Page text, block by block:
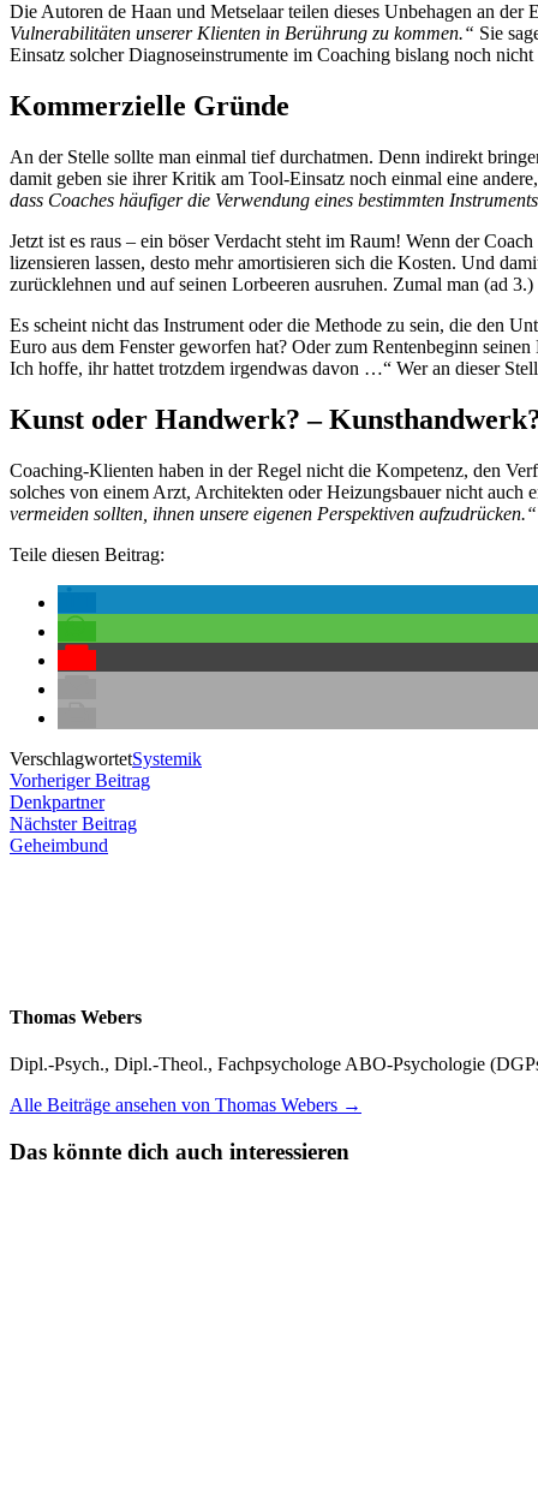
Die Autoren de Haan und Metselaar teilen dieses Unbehagen an
Vulnerabilitäten unserer Klienten in Berührung zu kommen.“ Sie
Einsatz solcher Diagnoseinstrumente im Coaching bislang noch
Kommerzielle Gründe
An der Stelle sollte man einmal tief durchatmen. Denn indirekt
damit geben sie ihrer Kritik am Tool-Einsatz noch einmal eine
dass Coaches häufiger die Verwendung eines bestimmten
Jetzt ist es raus – ein böser Verdacht steht im Raum! Wenn der
lizensieren lassen, desto mehr amortisieren sich die Kosten. Und
zurücklehnen und auf seinen Lorbeeren ausruhen. Zumal man (ad
Es scheint nicht das Instrument oder die Methode zu sein, die den
Euro aus dem Fenster geworfen hat? Oder zum Rentenbeginn
Ich hoffe, ihr hattet trotzdem irgendwas davon …“ Wer an dieser
Kunst oder Handwerk? –
Coaching-Klienten haben in der Regel nicht die Kompetenz, den
solches von einem Arzt, Architekten oder Heizungsbauer nicht auch
vermeiden sollten, ihnen unsere eigenen Perspektiven aufzudrücken.“
Teile diesen Beitrag:
VerschlagwortetSystemik
Beitragsnavigation
Vorheriger BeitragVorheriger
Denkpartner
Nächster BeitragNächster
Geheimbund
Thomas Webers
Dipl.-Psych., Dipl.-Theol., Fachpsychologe ABO-Psychologie
Alle Beiträge ansehen von Thomas Webers →
Das könnte dich auch interessieren